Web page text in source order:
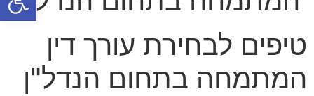
טיפים לבחירת עורך דין
המתמחה בתחום הנדל"ן